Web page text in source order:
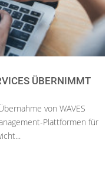
ÜBERNIMMT
von WAVES
Plattformen für